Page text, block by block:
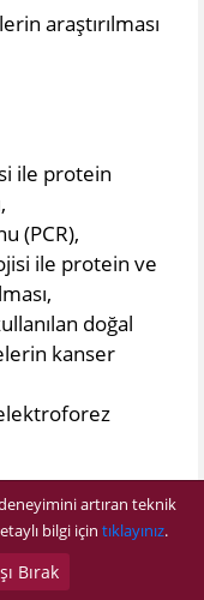
araştırılması
ile protein
(PCR),
ile protein ve
doğal
kanser
artıran teknik
bilgi için tıklayınız.
Bırak